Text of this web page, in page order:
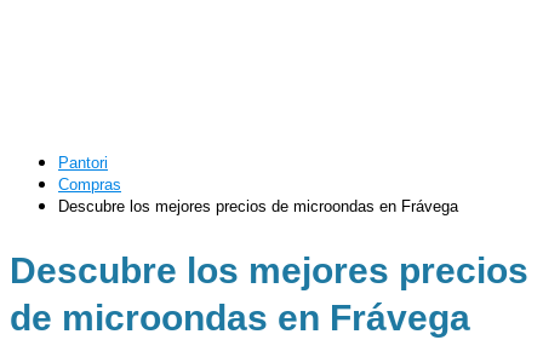
Pantori
Compras
Descubre los mejores precios de microondas en Frávega
Descubre los mejores precios
de microondas en Frávega